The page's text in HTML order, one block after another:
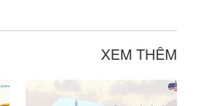
XEM THÊM